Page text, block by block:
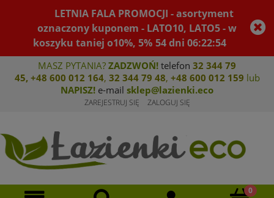
LETNIA FALA PROMOCJI - asortyment
oznaczony kuponem - LATO10, LATO5 - w
koszyku taniej o10%, 5% 54dni06:22:54
MASZ PYTANIA? ZADZWOŃ! telefon 32 344 79
45, +48 600 012 164, 32 344 79 48, +48 600 012 159 lub
NAPISZ! e-mail sklep@lazienki.eco
ZAREJESTRUJ SIĘ ZALOGUJ SIĘ